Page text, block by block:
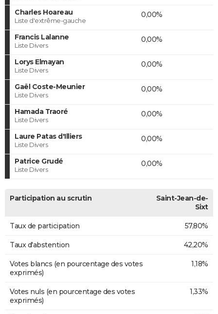
Charles Hoareau
Liste d'extrême-gauche
0,00%
Francis Lalanne
Liste Divers
0,00%
Lorys Elmayan
Liste Divers
0,00%
Gaël Coste-Meunier
Liste Divers
0,00%
Hamada Traoré
Liste Divers
0,00%
Laure Patas d'Illiers
Liste Divers
0,00%
Patrice Grudé
Liste Divers
0,00%
Participation au scrutin
Saint-Jean-de-
Sixt
Taux de participation 57,80%
Taux d'abstention 42,20%
Votes blancs (en pourcentage des votes
exprimés)
1,18%
Votes nuls (en pourcentage des votes
exprimés)
1,33%